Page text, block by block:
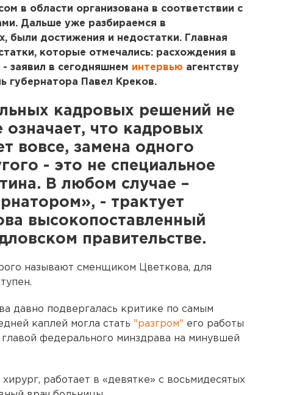
в области организована в соответствии с
Дальше уже разбираемся в
были достижения и недостатки. Главная
которые отмечались: расхождения в
- заявил в сегодняшнем интервью агентству
губернатора Павел Креков.
кадровых решений не
означает, что кадровых
вовсе, замена одного
- это не специальное
В любом случае –
- трактует
высокопоставленный
правительстве.
называют сменщиком Цветкова, для
давно подвергалась критике по самым
каплей могла стать "разгром" его работы
федерального минздрава на минувшей
работает в «девятке» с восьмидесятых